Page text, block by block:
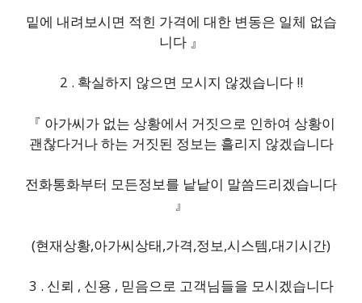
밑에 내려보시면 적힌 가격에 대한 변동은 일체 없습
니다 』
2 . 확실하지 않으면 모시지 않겠습니다 !!
『 아가씨가 없는 상황에서 거짓으로 인하여 상황이
괜찮다거나 하는 거짓된 정보는 흘리지 않겠습니다
전화통화부터 모든정보를 낱낱이 말씀드리겠습니다
』
(현재상황,아가씨상태,가격,정보,시스템,대기시간)
3 . 신뢰 , 신용 , 믿음으로 고객님들을 모시겠습니다